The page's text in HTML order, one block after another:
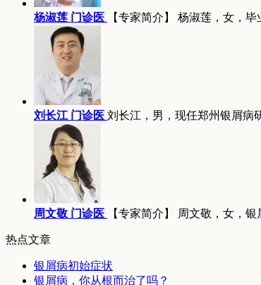
杨淑莲 门诊医 【专家简介】 杨淑莲，女，
刘长江 门诊医 刘长江，男，现任郑州银屑病
周文敬 门诊医 【专家简介】 周文敬，女，
热点文章
银屑病初始症状
银屑病，你从根而治了吗？